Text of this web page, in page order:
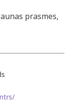
prasmes,